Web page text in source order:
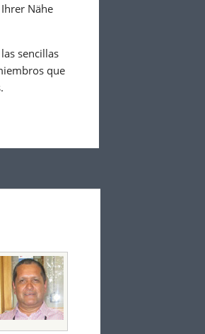
Nähe
sencillas
que